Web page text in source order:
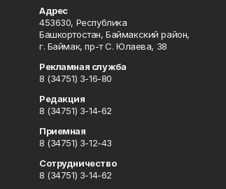
Адрес
453630, Республика
Башкортостан, Баймакский район,
г. Баймак, пр-т С. Юлаева, 38
Рекламная служба
8 (34751) 3-16-80
Редакция
8 (34751) 3-14-62
Приемная
8 (34751) 3-12-43
Сотрудничество
8 (34751) 3-14-62